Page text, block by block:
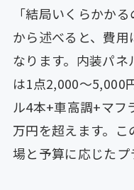
「結局いくらかか
から述べると、費
なります。内装パ
は1点2,000〜5,000
ル4本+車高調+マフ
万円を超えます。
場と予算に応じたプ